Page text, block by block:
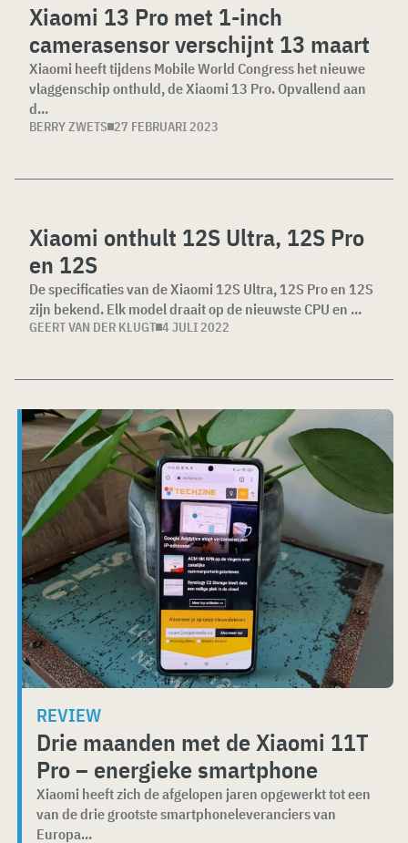
Xiaomi 13 Pro met 1-inch
camerasensor verschijnt 13 maart
Xiaomi heeft tijdens Mobile World Congress het nieuwe
vlaggenschip onthuld, de Xiaomi 13 Pro. Opvallend aan
d...
BERRY ZWETS 27 FEBRUARI 2023
Xiaomi onthult 12S Ultra, 12S Pro
en 12S
De specificaties van de Xiaomi 12S Ultra, 12S Pro en 12S
zijn bekend. Elk model draait op de nieuwste CPU en ...
GEERT VAN DER KLUGT 4 JULI 2022
REVIEW
Drie maanden met de Xiaomi 11T
Pro – energieke smartphone
Xiaomi heeft zich de afgelopen jaren opgewerkt tot een
van de drie grootste smartphoneleveranciers van
Europa...